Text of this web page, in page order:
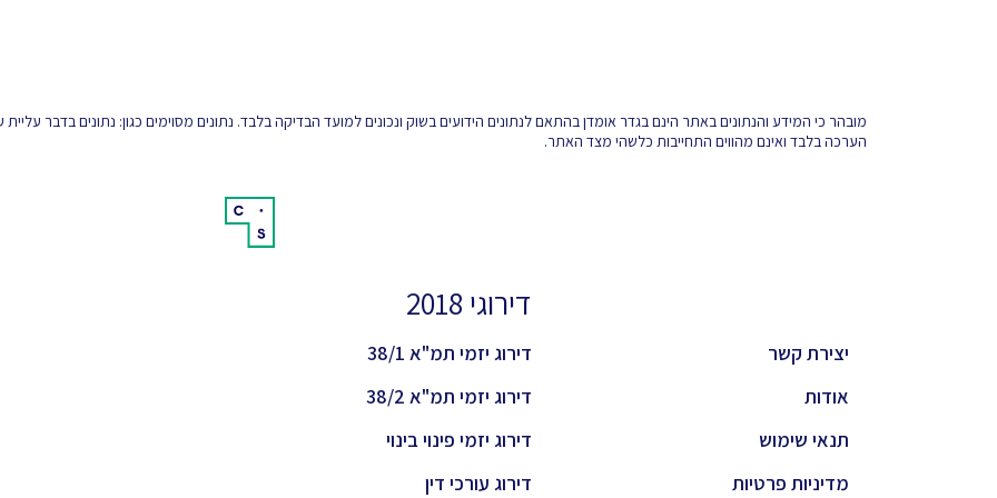
מובהר כי המידע והנתונים באתר הינם בגדר אומדן בהתאם לנתונים הידועים בשוק ונכונים למועד הבדיקה בלבד. נתונים מסוימים כגון: נתונים בדבר
הערכה בלבד ואינם מהווים התחייבות כלשהי מצד האתר.
יצירת קשר
אודות
תנאי שימוש
מדיניות פרטיות
דירוגי 2018
דירוג יזמי תמ"א 38/1
דירוג יזמי תמ"א 38/2
דירוג יזמי פינוי בינוי
דירוג עורכי דין